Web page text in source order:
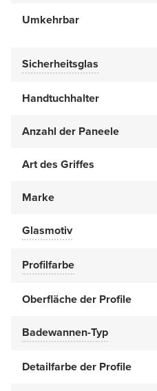
Umkehrbar
Sicherheitsglas
Handtuchhalter
Anzahl der Paneele
Art des Griffes
Marke
Glasmotiv
Profilfarbe
Oberfläche der Profile
Badewannen-Typ
Detailfarbe der Profile